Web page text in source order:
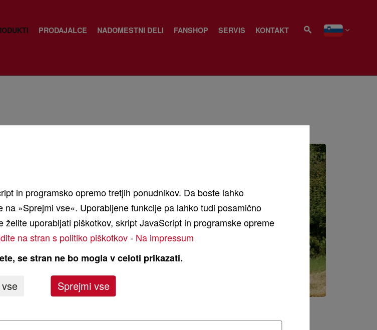
PRODAJALCE NADOMESTNI DELI FANSHOP SERVIS KONTAKT
in programsko opremo tretjih ponudnikov. Da boste lahko
»Sprejmi vse«. Uporabljene funkcije pa lahko tudi posamično
uporabljati piškotkov, skript JavaScript in programske opreme
na stran s politiko piškotkov- Na impressum
se stran ne bo mogla v celoti prikazati.
Sprejmi vse